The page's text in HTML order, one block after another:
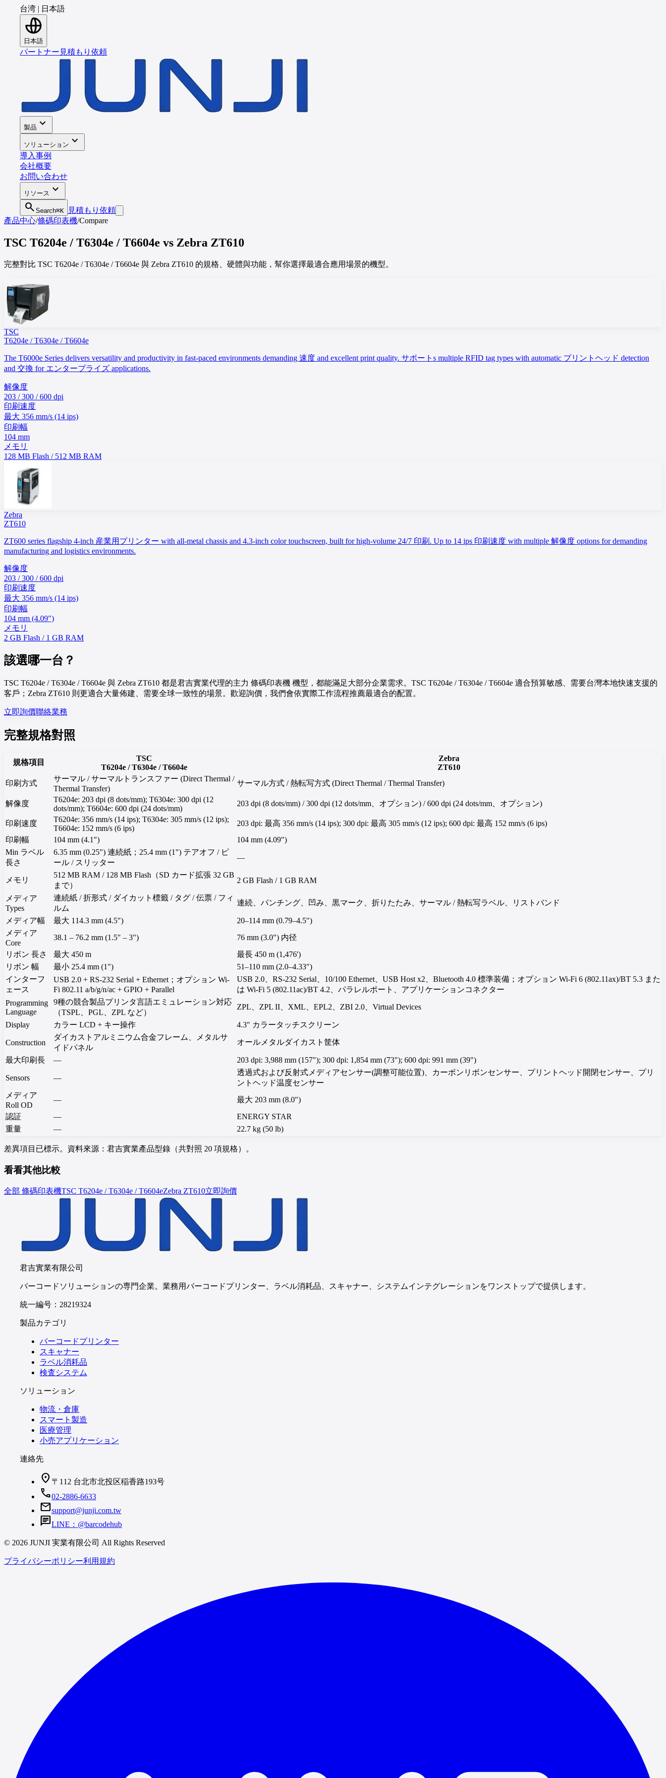
台湾 | 日本語
日本語
パートナー 見積もり依頼
製品 expand_more
ソリューション expand_more
導入事例
会社概要
お問い合わせ
リソース expand_more
search Search⌘K
見積もり依頼
產品中心/條碼印表機/Compare
TSC T6204e / T6304e / T6604e vs Zebra ZT610
完整對比 TSC T6204e / T6304e / T6604e 與 Zebra ZT610 的規格、硬體與功能，幫你選擇最適合應用場景的機型。
TSC
T6204e / T6304e / T6604e
The T6000e Series delivers versatility and productivity in fast-paced environments demanding 速度 and excellent print quality. サポートs multiple RFID tag types with automatic プリントヘッド detection
and 交換 for エンタープライズ applications.
解像度
203 / 300 / 600 dpi
印刷速度
最大 356 mm/s (14 ips)
印刷幅
104 mm
メモリ
128 MB Flash / 512 MB RAM
Zebra
ZT610
ZT600 series flagship 4-inch 産業用プリンター with all-metal chassis and 4.3-inch color touchscreen, built for high-volume 24/7 印刷. Up to 14 ips 印刷速度 with multiple 解像度 options for demanding
manufacturing and logistics environments.
解像度
203 / 300 / 600 dpi
印刷速度
最大 356 mm/s (14 ips)
印刷幅
104 mm (4.09")
メモリ
2 GB Flash / 1 GB RAM
該選哪一台？
TSC T6204e / T6304e / T6604e 與 Zebra ZT610 都是君吉實業代理的主力 條碼印表機 機型，都能滿足大部分企業需求。TSC T6204e / T6304e / T6604e 適合預算敏感、需要台灣本地快速支援的
客戶；Zebra ZT610 則更適合大量佈建、需要全球一致性的場景。歡迎詢價，我們會依實際工作流程推薦最適合的配置。
立即詢價聯絡業務
完整規格對照
規格項目
TSC
T6204e / T6304e / T6604e
Zebra
ZT610
印刷方式
サーマル / サーマルトランスファー (Direct Thermal /
Thermal Transfer)
サーマル方式 / 熱転写方式 (Direct Thermal / Thermal Transfer)
解像度
T6204e: 203 dpi (8 dots/mm); T6304e: 300 dpi (12
dots/mm); T6604e: 600 dpi (24 dots/mm)
203 dpi (8 dots/mm) / 300 dpi (12 dots/mm、オプション) / 600 dpi (24 dots/mm、オプション)
印刷速度
T6204e: 356 mm/s (14 ips); T6304e: 305 mm/s (12 ips);
T6604e: 152 mm/s (6 ips)
203 dpi: 最高 356 mm/s (14 ips); 300 dpi: 最高 305 mm/s (12 ips); 600 dpi: 最高 152 mm/s (6 ips)
印刷幅
104 mm (4.1")
104 mm (4.09")
Min ラベル
長さ
6.35 mm (0.25") 連続紙；25.4 mm (1") テアオフ / ピ
ール / スリッター
—
メモリ
512 MB RAM / 128 MB Flash（SD カード拡張 32 GB
まで）
2 GB Flash / 1 GB RAM
メディア
Types
連続紙 / 折形式 / ダイカット標籤 / タグ / 伝票 / フィ
ルム
連続、パンチング、凹み、黒マーク、折りたたみ、サーマル / 熱転写ラベル、リストバンド
メディア幅 最大 114.3 mm (4.5")
20–114 mm (0.79–4.5")
メディア
Core
38.1 – 76.2 mm (1.5" – 3")
76 mm (3.0") 内径
リボン 長さ
最大 450 m
最長 450 m (1,476')
リボン 幅
最小 25.4 mm (1")
51–110 mm (2.0–4.33")
インターフ
ェース
USB 2.0 + RS-232 Serial + Ethernet；オプション Wi-
Fi 802.11 a/b/g/n/ac + GPIO + Parallel
USB 2.0、RS-232 Serial、10/100 Ethernet、USB Host x2、Bluetooth 4.0 標準装備；オプション Wi-Fi 6 (802.11ax)/BT 5.3 また
は Wi-Fi 5 (802.11ac)/BT 4.2、パラレルポート、アプリケーションコネクター
Programming
Language
9種の競合製品プリンタ言語エミュレーション対応
（TSPL、PGL、ZPL など）
ZPL、ZPL II、XML、EPL2、ZBI 2.0、Virtual Devices
Display カラー LCD + キー操作 4.3" カラータッチスクリーン
Construction
ダイカストアルミニウム合金フレーム、メタルサ
イドパネル
オールメタルダイカスト筐体
最大印刷長 — 203 dpi: 3,988 mm (157"); 300 dpi: 1,854 mm (73"); 600 dpi: 991 mm (39")
Sensors —
透過式および反射式メディアセンサー(調整可能位置)、カーボンリボンセンサー、プリントヘッド開閉センサー、プリ
ントヘッド温度センサー
メディア
Roll OD
—
最大 203 mm (8.0")
認証
—
ENERGY STAR
重量
— 22.7 kg (50 lb)
差異項目已標示。資料來源：君吉實業產品型錄（共對照 20 項規格）。
看看其他比較
全部 條碼印表機TSC T6204e / T6304e / T6604eZebra ZT610立即詢價
君吉實業有限公司
バーコードソリューションの専門企業。業務用バーコードプリンター、ラベル消耗品、スキャナー、システムインテグレーションをワンストップで提供します。
統一編号：28219324
製品カテゴリ
バーコードプリンター
スキャナー
ラベル消耗品
検査システム
ソリューション
物流・倉庫
スマート製造
医療管理
小売アプリケーション
連絡先
location_on 〒112 台北市北投区稲香路193号
call02-2886-6633
mailsupport@junji.com.tw
chatLINE：@barcodehub
© 2026 JUNJI 実業有限公司 All Rights Reserved
プライバシーポリシー利用規約